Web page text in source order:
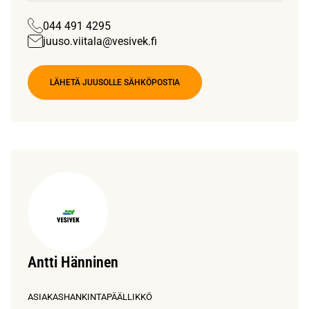
044 491 4295
juuso.viitala@vesivek.fi
LÄHETÄ JUUSOLLE SÄHKÖPOSTIA
Antti Hänninen
ASIAKASHANKINTAPÄÄLLIKKÖ